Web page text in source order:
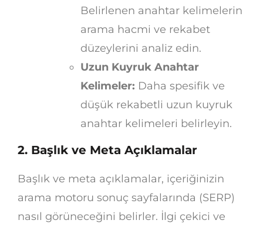
Belirlenen anahtar kelimelerin
arama hacmi ve rekabet
düzeylerini analiz edin.
Uzun Kuyruk Anahtar
Kelimeler: Daha spesifik ve
düşük rekabetli uzun kuyruk
anahtar kelimeleri belirleyin.
2. Başlık ve Meta Açıklamalar
Başlık ve meta açıklamalar, içeriğinizin
arama motoru sonuç sayfalarında (SERP)
nasıl görüneceğini belirler. İlgi çekici ve